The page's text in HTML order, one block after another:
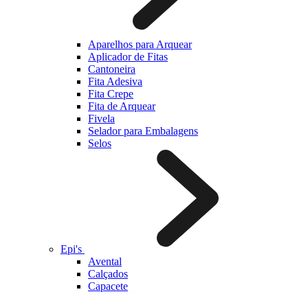
Aparelhos para Arquear
Aplicador de Fitas
Cantoneira
Fita Adesiva
Fita Crepe
Fita de Arquear
Fivela
Selador para Embalagens
Selos
Epi's
Avental
Calçados
Capacete